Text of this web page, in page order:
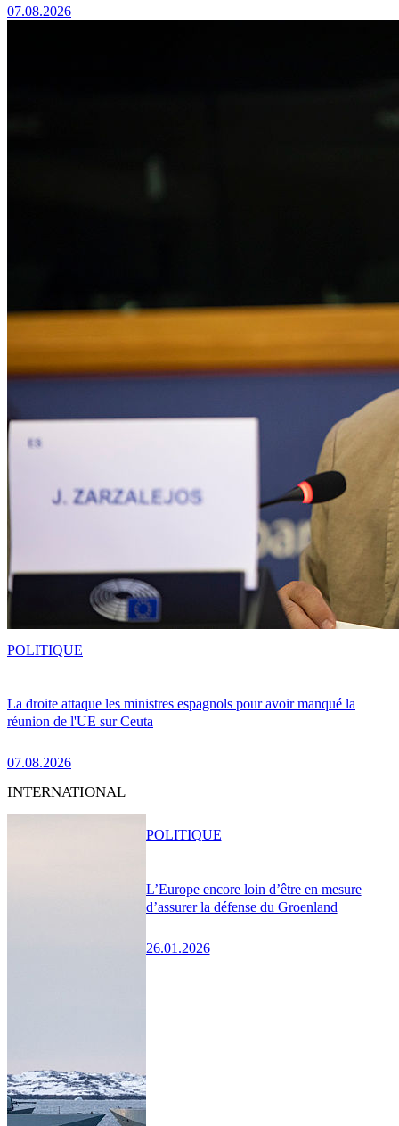
07.08.2026
La droite attaque les ministres espagnols pour avoir manqué la
réunion de l'UE sur Ceuta
07.08.2026
POLITIQUE
INTERNATIONAL
L’Europe encore loin d’être en mesure
d’assurer la défense du Groenland
26.01.2026
POLITIQUE